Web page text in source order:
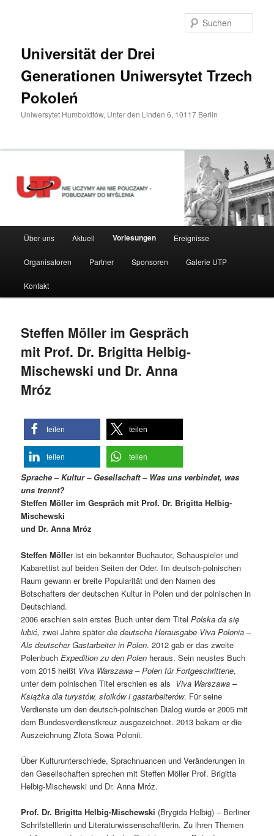
Universität der Drei
Generationen Uniwersytet Trzech
Pokoleń
Uniwersytet Humboldtów, Unter den Linden 6, 10117 Berlin
HauptmenüÜber uns Aktuell Vorlesungen Ereignisse
Organisatoren Partner Sponsoren Galerie UTP
Kontakt
Steffen Möller im Gespräch
mit Prof. Dr. Brigitta Helbig-
Mischewski und Dr. Anna
Mróz
teilen teilen
teilen teilen
Sprache – Kultur – Gesellschaft – Was uns verbindet, was
uns trennt?
Steffen Möller im Gespräch mit Prof. Dr. Brigitta Helbig-
Mischewski
und Dr. Anna Mróz
Steffen Möller ist ein bekannter Buchautor, Schauspieler und
Kabarettist auf beiden Seiten der Oder. Im deutsch-polnischen
Raum gewann er breite Popularität und den Namen des
Botschafters der deutschen Kultur in Polen und der polnischen in
Deutschland.
2006 erschien sein erstes Buch unter dem TitelPolska da się
lubić,zwei Jahre späterdie deutsche Herausgabe Viva Polonia –
Als deutscher Gastarbeiter in Polen. 2012 gab er das zweite
PolenbuchExpedition zu den Polen heraus. Sein neustes Buch
vom 2015 heißt Viva Warszawa – Polen für Fortgeschrittene,
unter dem polnischen Titel erschien es als Viva Warszawa –
Książka dla turystów, słoików i gastarbeiterów. Für seine
Verdienste um den deutsch-polnischen Dialog wurde er 2005 mit
dem Bundesverdienstkreuz ausgezeichnet. 2013 bekam er die
Auszeichnung Złota Sowa Polonii.
Über Kulturunterschiede, Sprachnuancen und Veränderungen in
den Gesellschaften sprechen mit Steffen Möller Prof. Brigitta
Helbig-Mischewski und Dr. Anna Mróz.
Prof. Dr. Brigitta Helbig-Mischewski (Brygida Helbig) – Berliner
Schrifstelllerin und Literaturwissenschaftlerin. Zu ihren Themen